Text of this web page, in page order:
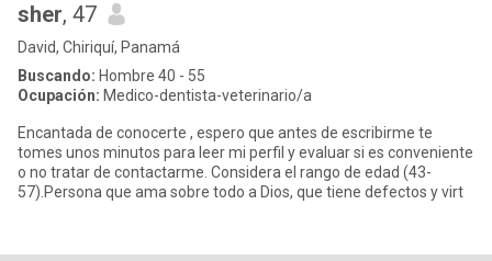
sher, 47
David, Chiriquí, Panamá
Buscando: Hombre 40 - 55
Ocupación: Medico-dentista-veterinario/a
Encantada de conocerte , espero que antes de escribirme te
tomes unos minutos para leer mi perfil y evaluar si es conveniente
o no tratar de contactarme. Considera el rango de edad (43-
57).Persona que ama sobre todo a Dios, que tiene defectos y virt